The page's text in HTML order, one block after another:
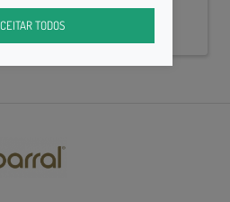
TODOS